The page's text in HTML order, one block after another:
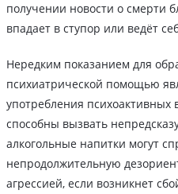
получении новости о смерти
впадает в ступор или ведёт
Нередким показанием для
психиатрической помощью
употребления
способны вызвать
алкогольные напитки могут
непродолжительную
агрессией, если возникнет